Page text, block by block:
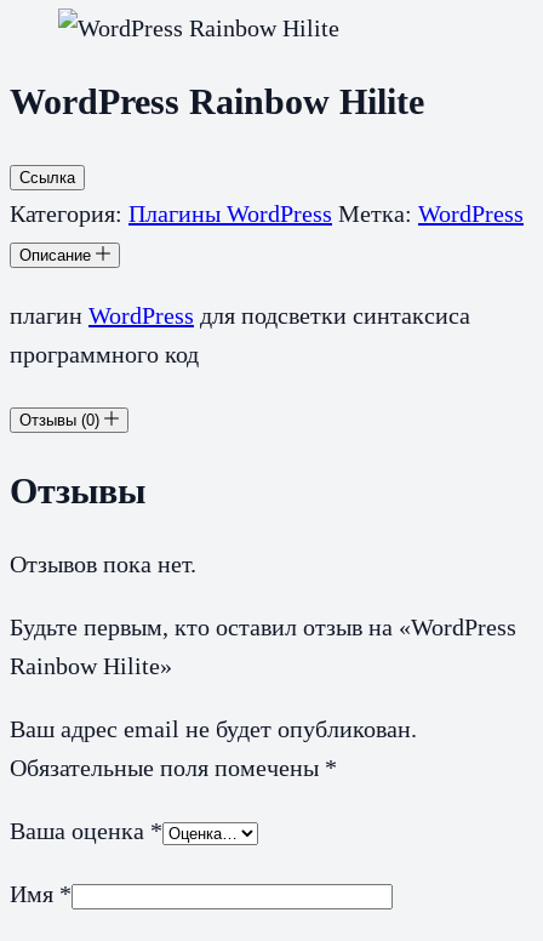
WordPress Rainbow Hilite
Ссылка
Категория: Плагины WordPress Метка: WordPress
Описание
плагин WordPress для подсветки синтаксиса
программного код
Отзывы (0)
Отзывы
Отзывов пока нет.
Будьте первым, кто оставил отзыв на «WordPress
Rainbow Hilite»
Ваш адрес email не будет опубликован.
Обязательные поля помечены *
Ваша оценка *
Имя *